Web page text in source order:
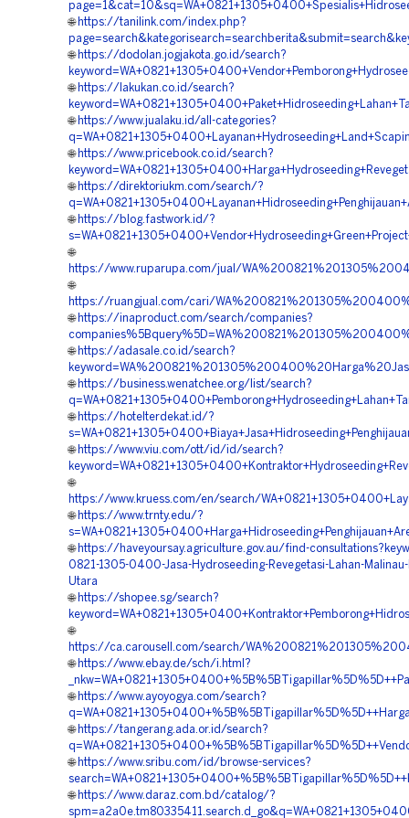
🌐 https://tanilink.com/index.php?
🌐 https://dodolan.jogjakota.go.id/search?
🌐 https://lakukan.co.id/search?
🌐 https://www.jualaku.id/all-categories?
🌐 https://www.pricebook.co.id/search?
🌐 https://direktoriukm.com/search/?
🌐 https://blog.fastwork.id/?
🌐
https://www.ruparupa.com/jual/
🌐
https://ruangjual.com/cari/
🌐 https://inaproduct.com/search/companies?
🌐 https://adasale.co.id/search?
🌐 https://business.wenatchee.org/list/search?
🌐 https://hotelterdekat.id/?
🌐 https://www.viu.com/ott/id/id/search?
🌐
https://www.kruess.com/en/search/
🌐 https://www.trnty.edu/?
🌐 https://haveyoursay.agriculture.gov.au/find-
0821-1305-0400-Jasa-Hydroseeding-Revegetasi-Lahan-
Utara
🌐 https://shopee.sg/search?
🌐
https://ca.carousell.com/search/
🌐 https://www.ebay.de/sch/i.html?
🌐 https://www.ayoyogya.com/search?
🌐 https://tangerang.ada.or.id/search?
🌐 https://www.sribu.com/id/browse-services?
🌐 https://www.daraz.com.bd/catalog/?